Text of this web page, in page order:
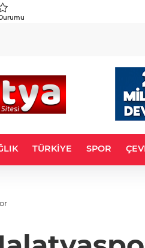
TÜRKİYE SPOR